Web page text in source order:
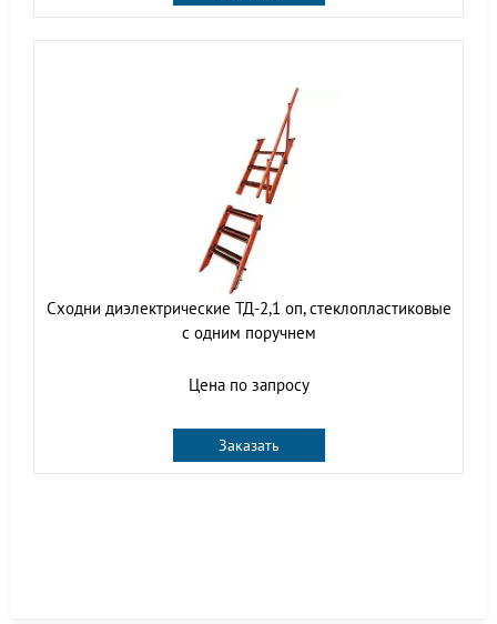
Сходни диэлектрические ТД-2,1 оп, стеклопластиковые
с одним поручнем
Цена по запросу
Заказать